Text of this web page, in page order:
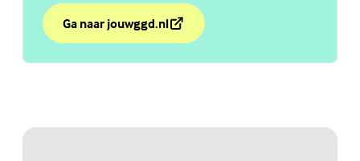
Ga naar jouwggd.nl
over Veranderingen tijdens de puberteit
(Externe link)